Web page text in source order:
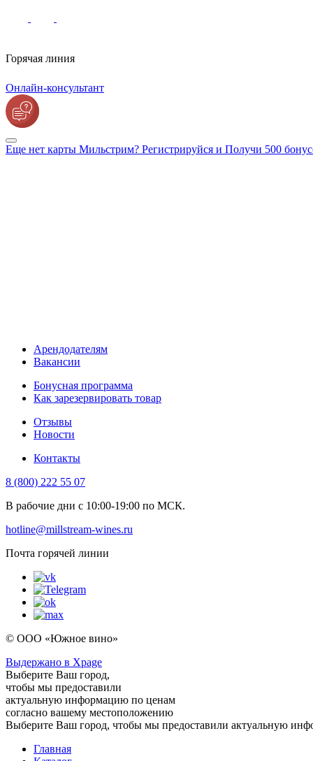
Горячая линия
Онлайн-консультант
Еще нет карты Мильстрим? Регистрируйся и Получи 500
Арендодателям
Вакансии
Бонусная программа
Как зарезервировать товар
Отзывы
Новости
Контакты
8 (800) 222 55 07
В рабочие дни с 10:00-19:00 по МСК.
hotline@millstream-wines.ru
Почта горячей линии
© ООО «Южное вино»
Выдержано в Xpage
Выберите Ваш город,
чтобы мы предоставили
актуальную информацию по ценам
согласно вашему местоположению
Выберите Ваш город, чтобы мы предоставили актуальную
Главная